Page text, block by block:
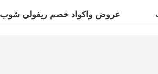
عروض واكواد خصم ريفولي شوب